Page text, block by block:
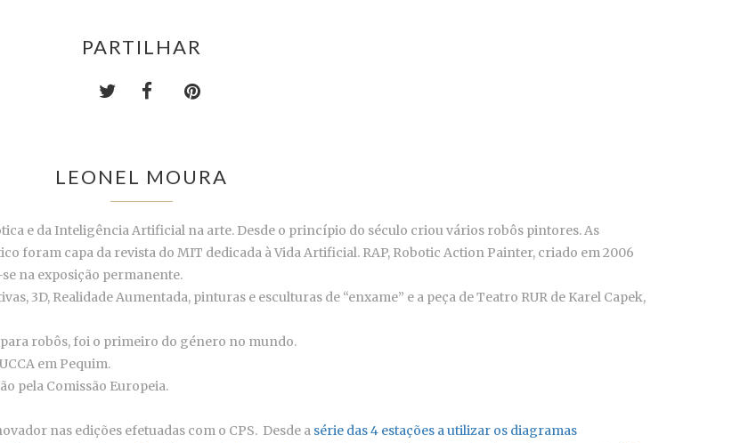
PARTILHAR
LEONEL MOURA
e da Inteligência Artificial na arte. Desde o princípio do século criou vários robôs pintores. As
foram capa da revista do MIT dedicada à Vida Artificial. RAP, Robotic Action Painter, criado em 2006
na exposição permanente.
3D, Realidade Aumentada, pinturas e esculturas de “enxame” e a peça de Teatro RUR de Karel Capek,
robôs, foi o primeiro do género no mundo.
em Pequim.
pela Comissão Europeia.
nas edições efetuadas com o CPS. Desde a série das 4 estações a utilizar os diagramas